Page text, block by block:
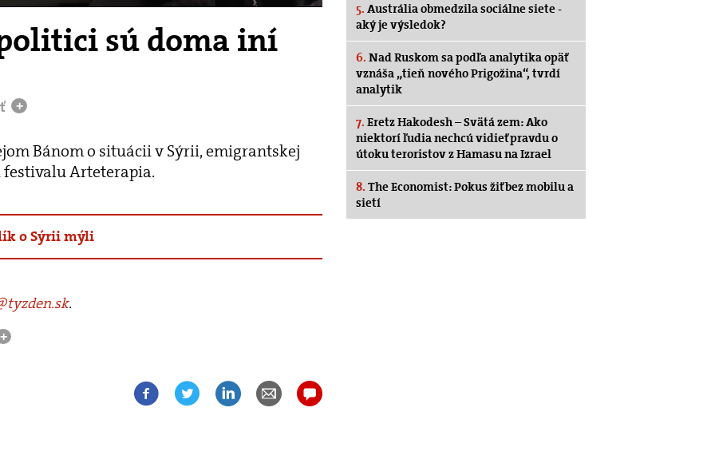
sú doma iní
+
Bánom o situácii v Sýrii, emigrantskej
Arteterapia.
o Sýrii mýli
.
+
5. Austrália obmedzila sociálne siete -
aký je výsledok?
6. Nad Ruskom sa podľa analytika opäť
vznáša „tieň nového Prigožina“, tvrdí
analytik
7. Eretz Hakodesh – Svätá zem: Ako
niektorí ľudia nechcú vidieť pravdu o
útoku teroristov z Hamasu na Izrael
8. The Economist: Pokus žiť bez mobilu a
sietí